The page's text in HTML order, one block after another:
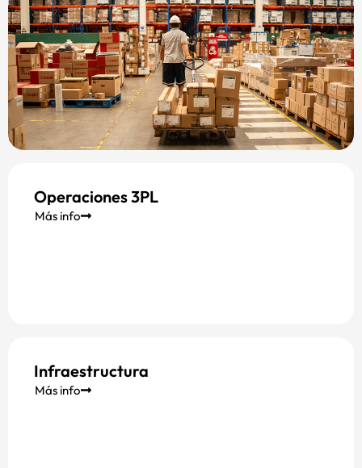
Operaciones 3PL
Más info
Infraestructura
Más info